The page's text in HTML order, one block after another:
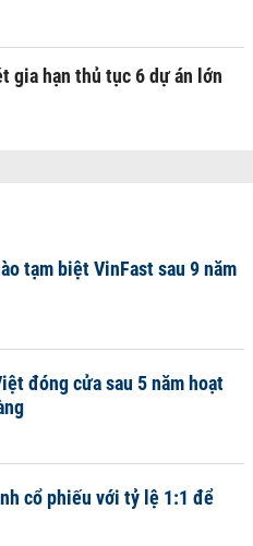
gia hạn thủ tục 6 dự án lớn
tạm biệt VinFast sau 9 năm
đóng cửa sau 5 năm hoạt
cổ phiếu với tỷ lệ 1:1 để